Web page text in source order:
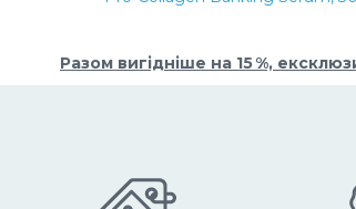
Разом вигідніше на 15 %,